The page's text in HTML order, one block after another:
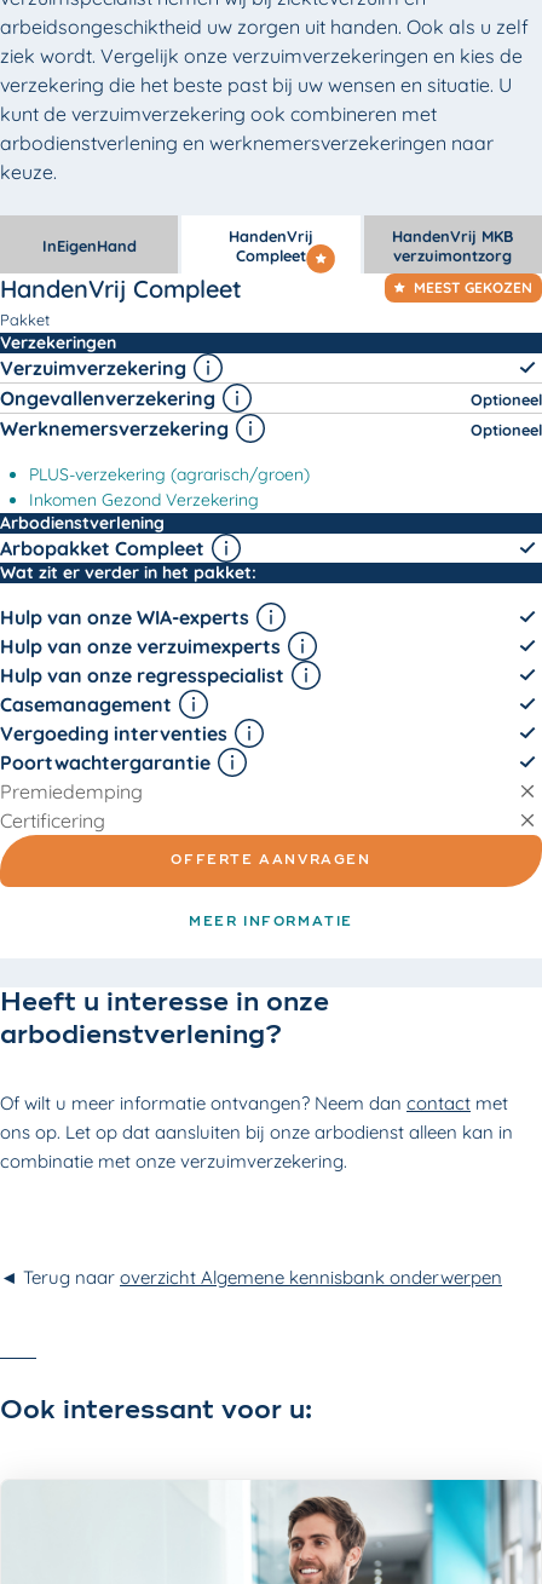
arbeidsongeschiktheid uw zorgen uit handen. Ook als u zelf
ziek wordt. Vergelijk onze verzuimverzekeringen en kies de
verzekering die het beste past bij uw wensen en situatie. U
kunt de verzuimverzekering ook combineren met
arbodienstverlening en werknemersverzekeringen naar
keuze.
InEigenHand
HandenVrij
Compleet
HandenVrij MKB
verzuimontzorg
HandenVrij Compleet
Pakket
MEEST GEKOZEN
HandenVrij Compleet -
Verzekeringen
Verzuimverzekering
Ongevallenverzekering
Optioneel
Werknemersverzekering Optioneel
PLUS-verzekering (agrarisch/groen)
Inkomen Gezond Verzekering
HandenVrij Compleet -
Arbodienstverlening
Arbopakket Compleet
HandenVrij Compleet -
Wat zit er verder in het pakket:
Hulp van onze WIA-experts
Hulp van onze verzuimexperts
Hulp van onze regresspecialist
Casemanagement
Vergoeding interventies
Poortwachtergarantie
Premiedemping
Certificering
OFFERTE AANVRAGEN
MEER INFORMATIE
Heeft u interesse in onze
arbodienstverlening?
Of wilt u meer informatie ontvangen? Neem dan contact met
ons op. Let op dat aansluiten bij onze arbodienst alleen kan in
combinatie met onze verzuimverzekering.
◄ Terug naar overzicht Algemene kennisbank onderwerpen
Ook interessant voor u: